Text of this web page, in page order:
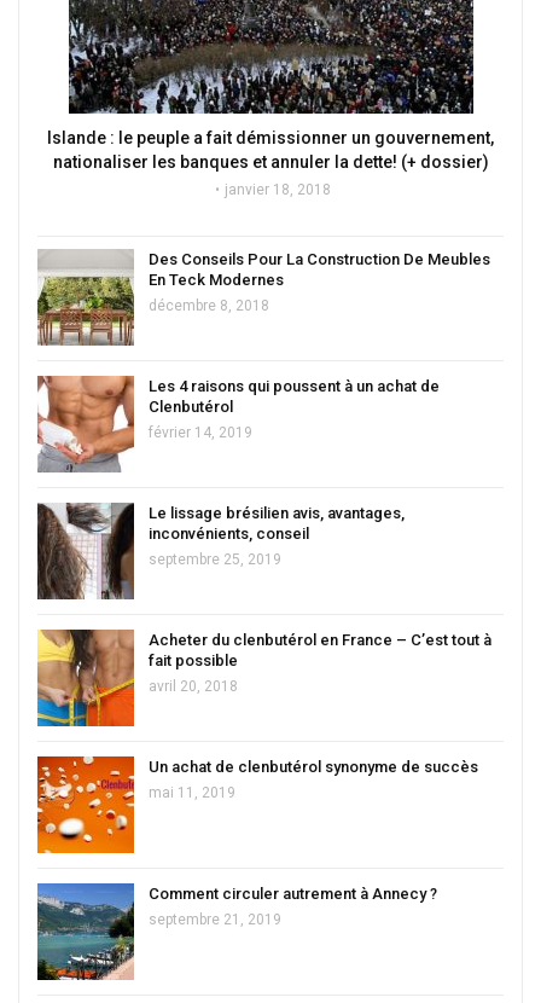
Islande : le peuple a fait démissionner un gouvernement,
nationaliser les banques et annuler la dette! (+ dossier)
janvier 18, 2018
Des Conseils Pour La Construction De Meubles
En Teck Modernes
décembre 8, 2018
Les 4 raisons qui poussent à un achat de
Clenbutérol
février 14, 2019
Le lissage brésilien avis, avantages,
inconvénients, conseil
septembre 25, 2019
Acheter du clenbutérol en France – C’est tout à
fait possible
avril 20, 2018
Un achat de clenbutérol synonyme de succès
mai 11, 2019
Comment circuler autrement à Annecy ?
septembre 21, 2019